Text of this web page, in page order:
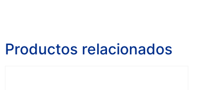
Productos relacionados